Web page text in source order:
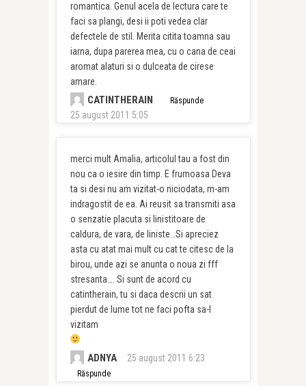
romantica. Genul acela de lectura care te
faci sa plangi, desi ii poti vedea clar
defectele de stil. Merita citita toamna sau
iarna, dupa parerea mea, cu o cana de ceai
aromat alaturi si o dulceata de cirese
amare.
CATINTHERAIN
25 august 2011 5:05
Răspunde
merci mult Amalia, articolul tau a fost din
nou ca o iesire din timp. E frumoasa Deva
ta si desi nu am vizitat-o niciodata, m-am
indragostit de ea. Ai reusit sa transmiti asa
o senzatie placuta si linistitoare de
caldura, de vara, de liniste…Si apreciez
asta cu atat mai mult cu cat te citesc de la
birou, unde azi se anunta o noua zi fff
stresanta…. Si sunt de acord cu
catintherain, tu si daca descrii un sat
pierdut de lume tot ne faci pofta sa-l
vizitam
ADNYA 25 august 2011 6:23
Răspunde